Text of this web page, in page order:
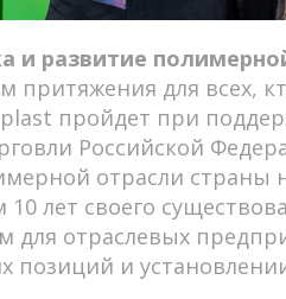
и развитие
притяжения для всех,
пройдет при
Российской
отрасли страны
лет своего
для отраслевых
позиций и